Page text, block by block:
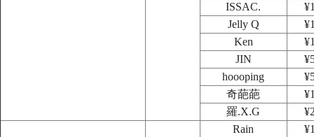
ISSAC.
Jelly Q
Ken
JIN
hoooping
奇葩葩
羅.X.G
Rain